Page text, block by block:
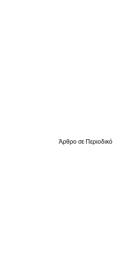
Άρθρο σε Περιοδικό